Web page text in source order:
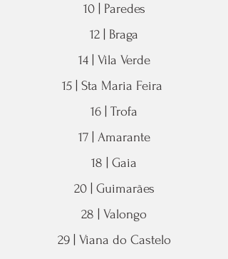
10 | Paredes
12 | Braga
14| Vila Verde
15 | Sta Maria Feira
16 | Trofa
17 | Amarante
18 | Gaia
20 | Guimarães
28 | Valongo
29 | Viana do Castelo